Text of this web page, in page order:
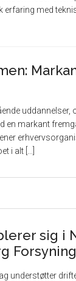
erfaring med
uddannelser,
en markant
i alt [...]
sig i
Forsyning
understøtter